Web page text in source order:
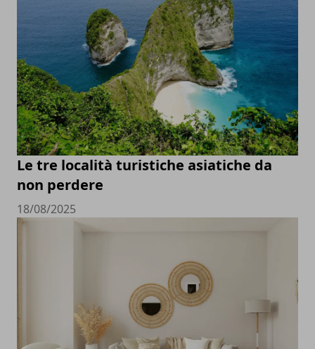
Le tre località turistiche asiatiche da
non perdere
18/08/2025